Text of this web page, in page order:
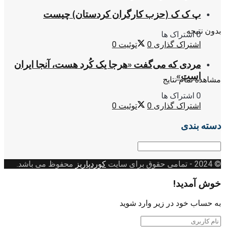
بدون نتیجه
مشاهده تمام نتایج
پ ک ک (حزب کارگران کردستان) چیست
0 اشتراک ها
اشتراک گذاری 0 توئیت 0
مردی که می‌گفت «هرجا یک کُرد هست، آنجا ایران
است»
0 اشتراک ها
اشتراک گذاری 0 توئیت 0
دسته بندی
دسته
© 2024
- تمامی حقوق برای سایت کوردپاریز محفوظ می باشد.
خوش آمدید!
به حساب خود در زیر وارد شوید